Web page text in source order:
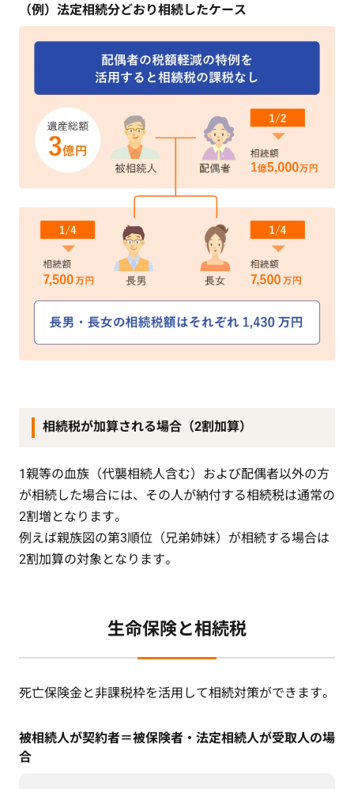
（例）法定相続分どおり相続したケース
相続税が加算される場合（2割加算）
1親等の血族（代襲相続人含む）および配偶者以外の方
が相続した場合には、その人が納付する相続税は通常の
2割増となります。
例えば親族図の第3順位（兄弟姉妹）が相続する場合は
2割加算の対象となります。
生命保険と相続税
死亡保険金と非課税枠を活用して相続対策ができます。
被相続人が契約者＝被保険者・法定相続人が受取人の場
合